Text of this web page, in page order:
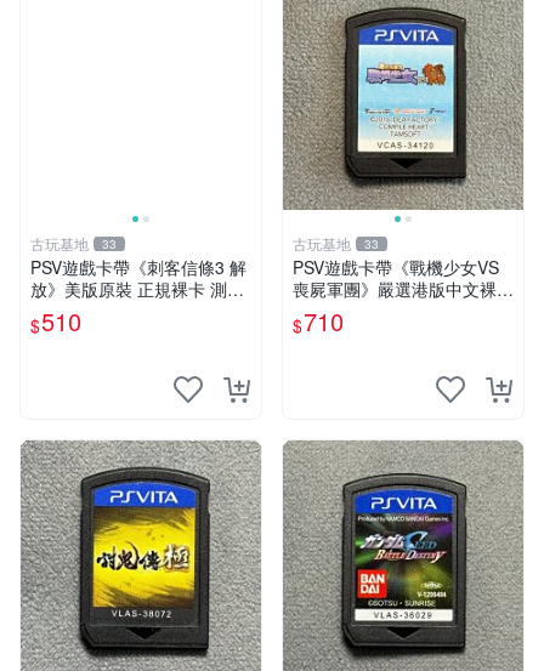
古玩基地 33
PSV遊戲卡帶《刺客信條3 解
放》美版原裝 正規裸卡 測試
順暢 索尼專用 不支持其他機
種 刺客信條3 解放 PSV 原裝
$510
古玩基地 33
PSV遊戲卡帶《戰機少女VS
喪屍軍團》嚴選港版中文裸卡
實測正常 遊戲機限定 PSV 卡
帶 港版 中文 游戲卡帶 激戰
$710